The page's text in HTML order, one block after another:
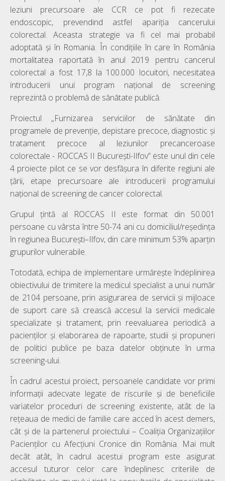
leziuni precursoare ale CCR ce pot fi rezecate
endoscopic, prevendind astfel apariția cancerului
colorectal. Aceasta strategie va fi cel mai probabil
adoptată și în Romania. În condițiile în care în România
mortalitatea raportată în anul 2019 pentru cancerul
colorectal a fost 17,8 la 100.000 locuitori, necesitatea
introducerii unui program național de screening
reprezintă o problemă de sănătate publică.
Proiectul „Furnizarea serviciilor de sănătate din
programele de prevenţie, depistare precoce, diagnostic şi
tratament precoce al leziunilor precanceroase
colorectale - ROCCAS II București-Ilfov” este unul din cele
4 proiecte pilot ce se vor desfășura în diferite regiuni ale
țării, etape precursoare ale introducerii programului
național de screening de cancer colorectal.
Grupul țintă al ROCCAS II este format din 50.001
persoane cu vârsta între 50-74 ani cu domiciliul/reședința
în regiunea București–Ilfov, din care minimum 53% aparțin
grupurilor vulnerabile.
Totodată, echipa de implementare urmărește îndeplinirea
obiectivului de trimitere la medicul specialist a unui număr
de 2104 persoane, prin asigurarea de servicii și mijloace
de suport care să crească accesul la servicii medicale
specializate și tratament, prin reevaluarea periodică a
pacienților și elaborarea de rapoarte, studii și propuneri
de politici publice pe baza datelor obținute în urma
screening-ului.
În cadrul acestui proiect, persoanele candidate vor primi
informaţii adecvate legate de riscurile şi de beneficiile
variatelor proceduri de screening existente, atât de la
rețeaua de medici de familie care acced în acest demers,
cât și de la partenerul proiectului – Coaliția Organizațiilor
Pacienților cu Afecțiuni Cronice din România. Mai mult
decât atât, în cadrul acestui program este asigurat
accesul tuturor celor care îndeplinesc criteriile de